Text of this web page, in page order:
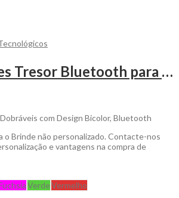
Auscultadores Tresor Bluetooth para ser Personalizado
com Design Bicolor, Bluetooth
o Brinde não personalizado. Contacte-nos
e vantagens na compra de
VerdeVermelho